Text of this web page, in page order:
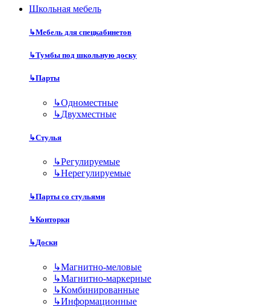
Школьная мебель
↳Мебель для спецкабинетов
↳Тумбы под школьную доску
↳Парты
↳Одноместные
↳Двухместные
↳Стулья
↳Регулируемые
↳Нерегулируемые
↳Парты со стульями
↳Конторки
↳Доски
↳Магнитно-меловые
↳Магнитно-маркерные
↳Комбинированные
↳Информационные